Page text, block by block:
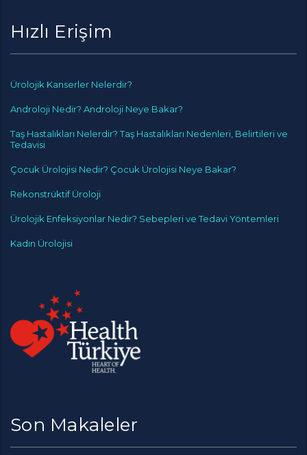
Hızlı Erişim
Ürolojik Kanserler Nelerdir?
Androloji Nedir? Androloji Neye Bakar?
Taş Hastalıkları Nelerdir? Taş Hastalıkları Nedenleri, Belirtileri ve
Tedavisi
Çocuk Ürolojisi Nedir? Çocuk Ürolojisi Neye Bakar?
Rekonstrüktif Üroloji
Ürolojik Enfeksiyonlar Nedir? Sebepleri ve Tedavi Yöntemleri
Kadın Ürolojisi
Son Makaleler